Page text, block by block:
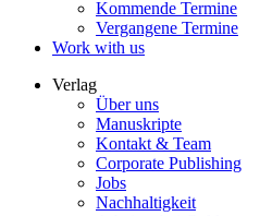
Kommende Termine
Vergangene Termine
Work with us
Verlag
Über uns
Manuskripte
Kontakt & Team
Corporate Publishing
Jobs
Nachhaltigkeit